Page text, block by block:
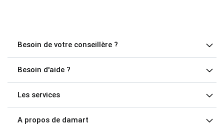
Besoin de votre conseillère ?
Besoin d'aide ?
Les services
A propos de damart